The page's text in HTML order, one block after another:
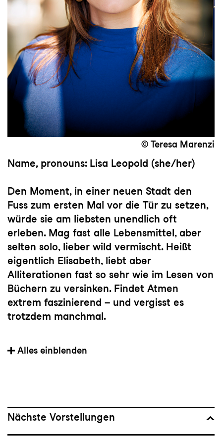
© Teresa Marenzi
Name, pronouns: Lisa Leopold (she/her)
Den Moment, in einer neuen Stadt den
Fuss zum ersten Mal vor die Tür zu setzen,
würde sie am liebsten unendlich oft
erleben. Mag fast alle Lebensmittel, aber
selten solo, lieber wild vermischt. Heißt
eigentlich Elisabeth, liebt aber
Alliterationen fast so sehr wie im Lesen von
Büchern zu versinken. Findet Atmen
extrem faszinierend – und vergisst es
trotzdem manchmal.
Heimat: Österreich
Cielovon Rocío Molina,
Alles einblenden
Nächste Vorstellungen